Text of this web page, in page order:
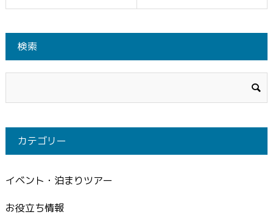
検索
カテゴリー
イベント・泊まりツアー
お役立ち情報